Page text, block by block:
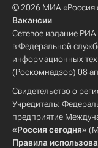
© 2026 МИА «Россия
Вакансии
Сетевое издание
в Федеральной
информационных
(Роскомнадзор) 08
Свидетельство о
Учредитель:
предприятие
«Россия сегодня»
Правила